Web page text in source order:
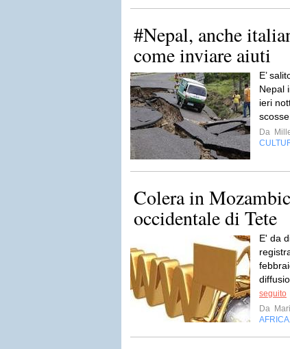
#Nepal, anche
come inviare aiuti
E’
Nepal
ieri
scosse.
Da
Colera in
occidentale di Tete
E' da
seguito
Da
AFRICA